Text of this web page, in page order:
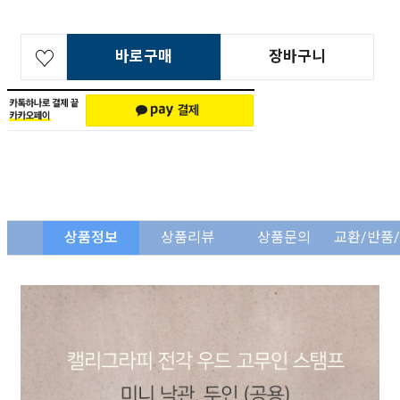
바로구매 장바구니
상품정보 상품리뷰 상품문의 교환/반품